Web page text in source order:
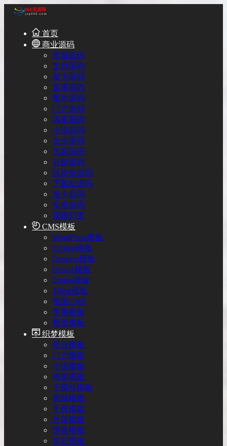
首页
商业源码
商城源码
支付源码
发卡源码
直播源码
图片源码
门户源码
淘客源码
小说源码
企业源码
代刷源码
分销源码
区块链源码
下载站源码
发卡源码
安卓源码
视频打赏
CMS模板
WordPress模板
Ecshop模板
Destoon模板
Discuz模板
Emlog模板
Zblog模板
帝国CMS
苹果模板
网页模板
织梦模板
商业模板
门户模板
小说模板
淘客模板
下载站模板
商城模板
手机模板
外贸模板
博客模板
其它模板